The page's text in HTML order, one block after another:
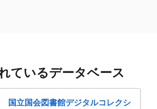
ているデータベース
国立国会図書館デジタルコレクシ